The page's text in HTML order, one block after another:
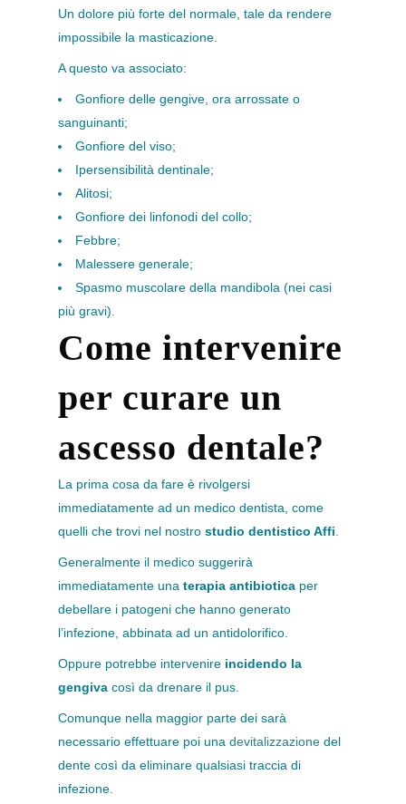
Un dolore più forte del normale, tale da rendere
impossibile la masticazione.
A questo va associato:
Gonfiore delle gengive, ora arrossate o
sanguinanti;
Gonfiore del viso;
Ipersensibilità dentinale;
Alitosi;
Gonfiore dei linfonodi del collo;
Febbre;
Malessere generale;
Spasmo muscolare della mandibola (nei casi
più gravi).
Come intervenire
per curare un
ascesso dentale?
La prima cosa da fare è rivolgersi
immediatamente ad un medico dentista, come
quelli che trovi nel nostro studio dentistico Affi
Generalmente il medico suggerirà
immediatamente una terapia antibiotica per
debellare i patogeni che hanno generato
l’infezione, abbinata ad un antidolorifico.
Oppure potrebbe intervenire incidendo la
gengiva così da drenare il pus.
Comunque nella maggior parte dei sarà
necessario effettuare poi una devitalizzazione del
dente così da eliminare qualsiasi traccia di
infezione.